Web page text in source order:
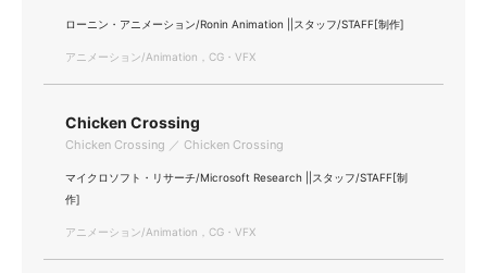
ローニン・アニメーション/Ronin Animation ||スタッフ/STAFF[制作]
アニメーション/Animation，CG・VFX
Chicken Crossing
Chicken Crossing ／ Chicken Crossing
マイクロソフト・リサーチ/Microsoft Research ||スタッフ/STAFF[制
作]
アニメーション/Animation，CG・VFX